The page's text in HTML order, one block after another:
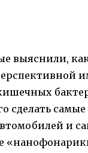
выяснили,
сделать
и